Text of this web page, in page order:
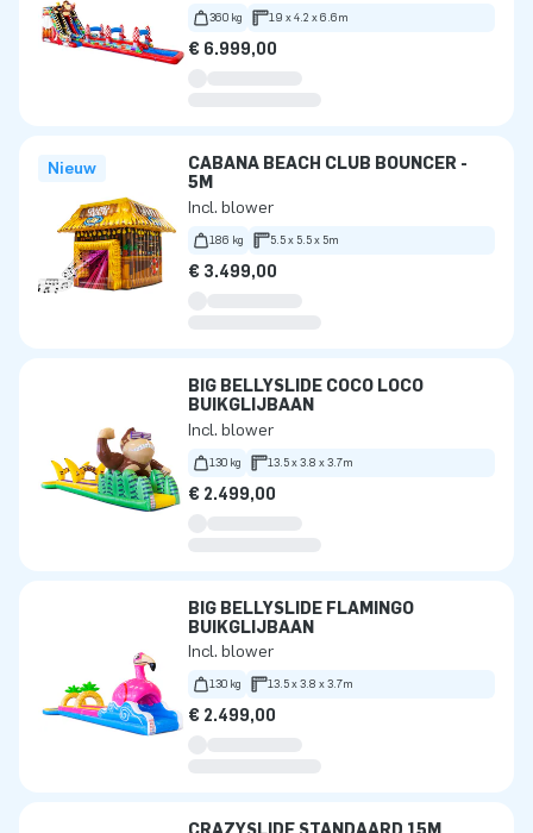
360 kg 19 x 4.2 x 6.6m
€ 6.999,00
Nieuw
CABANA BEACH CLUB BOUNCER -
5M
Incl. blower
186 kg 5.5 x 5.5 x 5m
€ 3.499,00
BIG BELLYSLIDE COCO LOCO
BUIKGLIJBAAN
Incl. blower
130 kg 13.5 x 3.8 x 3.7m
€ 2.499,00
BIG BELLYSLIDE FLAMINGO
BUIKGLIJBAAN
Incl. blower
130 kg 13.5 x 3.8 x 3.7m
€ 2.499,00